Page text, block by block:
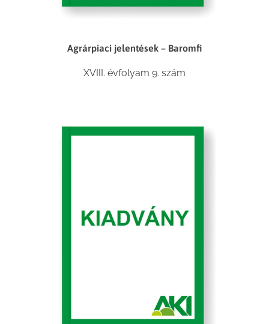
Agrárpiaci jelentések – Baromfi
XVIII. évfolyam 9. szám